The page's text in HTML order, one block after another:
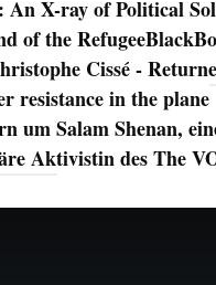
An X-ray of Political
of the
Cissé -
resistance in the plane
um Salam Shenan,
Aktivistin des The